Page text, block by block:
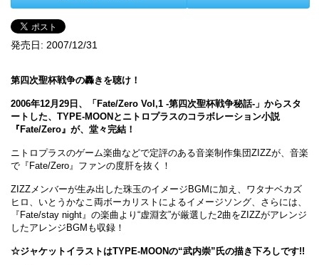
発売日: 2007/12/31
第四次聖杯戦争の轟きを聴け！
2006年12月29日、「Fate/Zero Vol,1 -第四次聖杯戦争秘話-」からスタ
ートした、TYPE-MOONとニトロプラスのコラボレーション小説
『Fate/Zero』が、堂々完結！
ニトロプラスのゲーム楽曲などで定評のある音楽制作集団ZIZZが、音楽
で『Fate/Zero』ファンの度肝を抜く！
ZIZZメンバーが生み出した珠玉のイメージBGMに加え、ワタナベカズ
ヒロ、いとうかなこ両ボーカリストによるイメージソング、さらには、
『Fate/stay night』の楽曲より“虚淵玄”が厳選した2曲をZIZZがアレンジ
したアレンジBGMも収録！
☆ジャケットイラストはTYPE-MOONの“武内崇”氏の描き下ろしです!!